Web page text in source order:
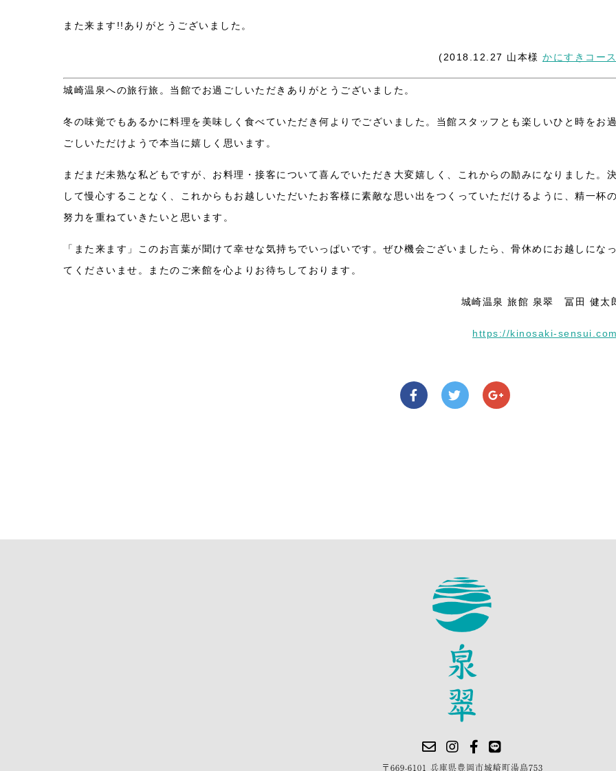
また来ます!!ありがとうございました。
(2018.12.27 山本様 かにすきコース
城崎温泉への旅行旅。当館でお過ごしいただきありがとうございました。
冬の味覚でもあるかに料理を美味しく食べていただき何よりでございました。当館スタッフとも楽しいひと時をお過
ごしいただけようで本当に嬉しく思います。
まだまだ未熟な私どもですが、お料理・接客について喜んでいただき大変嬉しく、これからの励みになりました。決
して慢心することなく、これからもお越しいただいたお客様に素敵な思い出をつくっていただけるように、精一杯の
努力を重ねていきたいと思います。
「また来ます」このお言葉が聞けて幸せな気持ちでいっぱいです。ぜひ機会ございましたら、骨休めにお越しになっ
てくださいませ。またのご来館を心よりお待ちしております。
城崎温泉 旅館 泉翠 冨田 健太
https://kinosaki-
〒669-6101 兵庫県豊岡市城崎町湯島753